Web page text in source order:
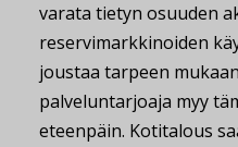
varata tietyn osuuden
reservimarkkinoiden
joustaa tarpeen
palveluntarjoaja myy
eteenpäin. Kotitalous